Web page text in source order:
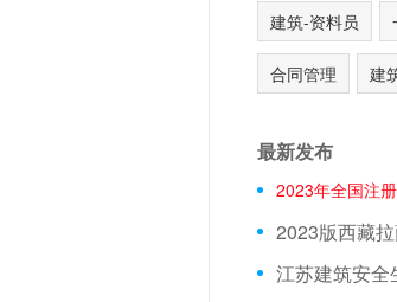
建筑-资料员
合同管理 建
最新发布
2023年全国注